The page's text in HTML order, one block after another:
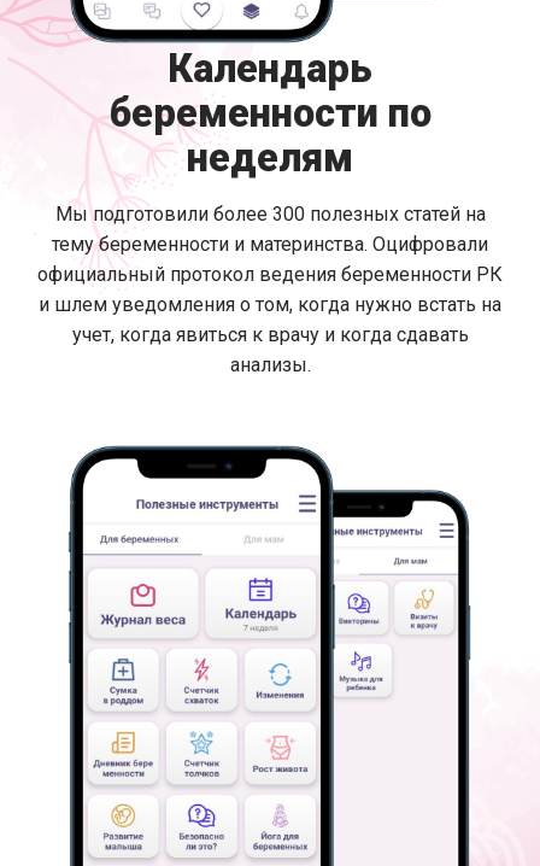
Календарь
беременности по
неделям
Мы подготовили более 300 полезных статей на
тему беременности и материнства. Оцифровали
официальный протокол ведения беременности РК
и шлем уведомления о том, когда нужно встать на
учет, когда явиться к врачу и когда сдавать
анализы.